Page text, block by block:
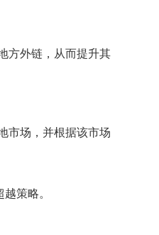
方外链，从而提升其
市场，并根据该市场
策略。